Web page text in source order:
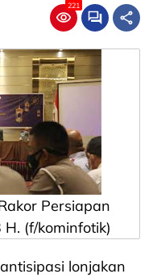
221
Persiapan
(f/kominfotik)
lonjakan